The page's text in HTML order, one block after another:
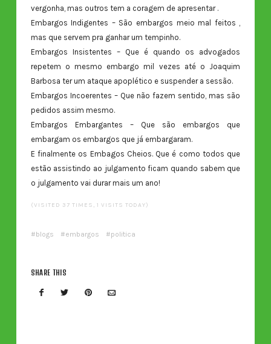
vergonha, mas outros tem a coragem de apresentar .
Embargos Indigentes – São embargos meio mal feitos ,
mas que servem pra ganhar um tempinho.
Embargos Insistentes – Que é quando os advogados
repetem o mesmo embargo mil vezes até o Joaquim
Barbosa ter um ataque apoplético e suspender a sessão.
Embargos Incoerentes – Que não fazem sentido, mas são
pedidos assim mesmo.
Embargos Embargantes – Que são embargos que
embargam os embargos que já embargaram.
E finalmente os Embagos Cheios. Que é como todos que
estão assistindo ao julgamento ficam quando sabem que
o julgamento vai durar mais um ano!
(VISITED 37 TIMES, 1 VISITS TODAY)
blogs embargos politica
SHARE THIS